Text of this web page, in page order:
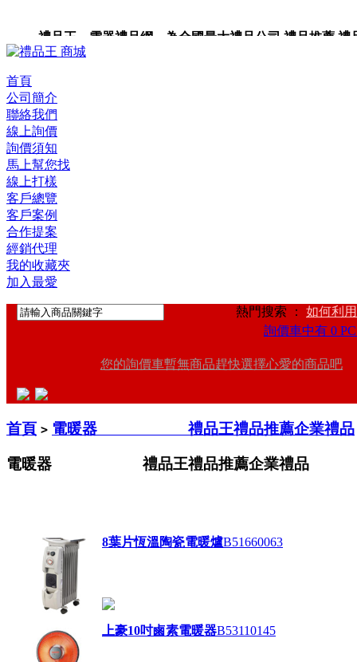
禮品王 電器禮品網 為全國最大禮品公司,禮品推薦,禮
卡,企業禮品,禮品小物,高級禮品,禮品網站。
首頁
公司簡介
聯絡我們
線上詢價
詢價須知
馬上幫您找
線上打樣
客戶總覽
客戶案例
合作提案
經銷代理
我的收藏夾
加入最愛
熱門搜索 ： 如何利
詢價車中有 0
您的詢價車暫無商品趕快選擇心愛的商品吧
首頁 > 電暖器 禮品王禮品推薦企業禮品
電暖器 禮品王禮品推薦企業禮品
8葉片恆溫陶瓷電暖爐B51660063
上豪10吋鹵素電暖器B53110145